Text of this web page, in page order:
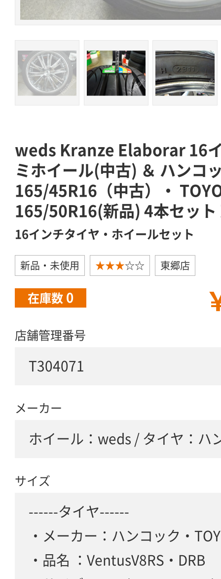
weds Kranze Elaborar 16
ミホイール(中古) ＆ ハンコ
165/45R16（中古）・
165/50R16(新品) 4本セット
16インチタイヤ・ホイールセット
新品・未使用 ★★★☆☆ 東郷店
在庫数 0
店舗管理番号
T304071
メーカー
ホイール：weds / タイヤ：ハ
サイズ
------タイヤ------
・メーカー：ハンコック・
・品名 ：VentusV8RS・DRB